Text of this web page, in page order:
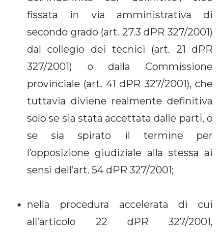
fissata in via amministrativa di
secondo grado (art. 27.3 dPR 327/2001)
dal collegio dei tecnici (art. 21 dPR
327/2001) o dalla Commissione
provinciale (art. 41 dPR 327/2001), che
tuttavia diviene realmente definitiva
solo se sia stata accettata dalle parti, o
se sia spirato il termine per
l’opposizione giudiziale alla stessa ai
sensi dell’art. 54 dPR 327/2001;
nella procedura accelerata di cui
all’articolo 22 dPR 327/2001,